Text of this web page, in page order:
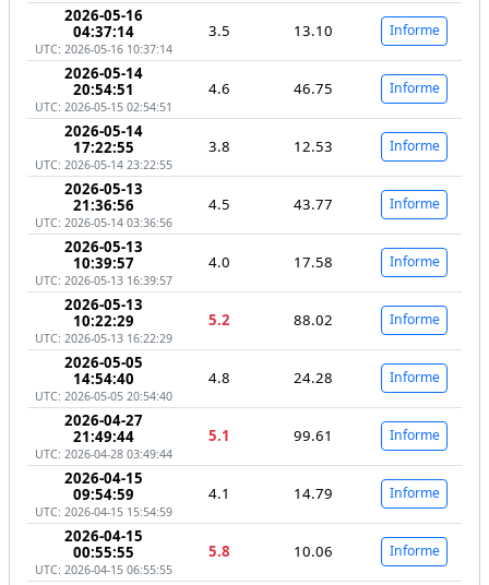
2026-05-16
04:37:14
UTC: 2026-05-16 10:37:14
3.5 13.10 Informe
2026-05-14
20:54:51
UTC: 2026-05-15 02:54:51
4.6 46.75 Informe
2026-05-14
17:22:55
UTC: 2026-05-14 23:22:55
3.8 12.53 Informe
2026-05-13
21:36:56
UTC: 2026-05-14 03:36:56
4.5 43.77 Informe
2026-05-13
10:39:57
UTC: 2026-05-13 16:39:57
4.0 17.58 Informe
2026-05-13
10:22:29
UTC: 2026-05-13 16:22:29
5.2 88.02 Informe
2026-05-05
14:54:40
UTC: 2026-05-05 20:54:40
4.8 24.28 Informe
2026-04-27
21:49:44
UTC: 2026-04-28 03:49:44
5.1 99.61 Informe
2026-04-15
09:54:59
UTC: 2026-04-15 15:54:59
4.1 14.79 Informe
2026-04-15
00:55:55
UTC: 2026-04-15 06:55:55
5.8 10.06 Informe